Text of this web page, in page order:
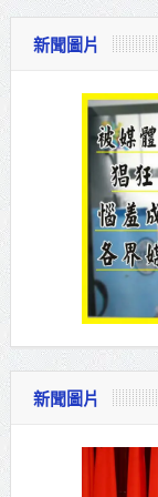
新聞圖片
新聞圖片